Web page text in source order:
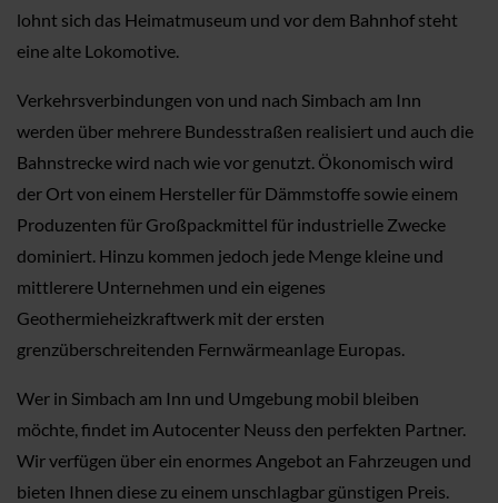
lohnt sich das Heimatmuseum und vor dem Bahnhof steht
eine alte Lokomotive.
Verkehrsverbindungen von und nach Simbach am Inn
werden über mehrere Bundesstraßen realisiert und auch die
Bahnstrecke wird nach wie vor genutzt. Ökonomisch wird
der Ort von einem Hersteller für Dämmstoffe sowie einem
Produzenten für Großpackmittel für industrielle Zwecke
dominiert. Hinzu kommen jedoch jede Menge kleine und
mittlerere Unternehmen und ein eigenes
Geothermieheizkraftwerk mit der ersten
grenzüberschreitenden Fernwärmeanlage Europas.
Wer in Simbach am Inn und Umgebung mobil bleiben
möchte, findet im Autocenter Neuss den perfekten Partner.
Wir verfügen über ein enormes Angebot an Fahrzeugen und
bieten Ihnen diese zu einem unschlagbar günstigen Preis.